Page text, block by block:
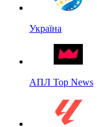
Україна
АПЛ Top News